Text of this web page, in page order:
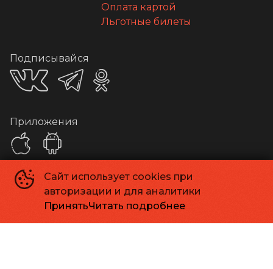
Сайт использует cookies при
авторизации и для аналитики
ПринятьЧитать подробнее
Оплата картой
Льготные билеты
Подписывайся
Приложения
Способы оплаты